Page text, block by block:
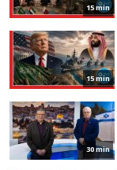
15 min
15 min
30 min